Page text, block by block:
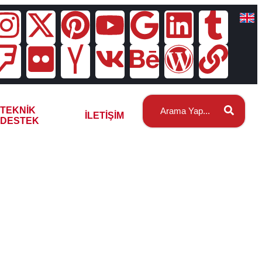
TEKNIK
DESTEK
İLETIŞIM